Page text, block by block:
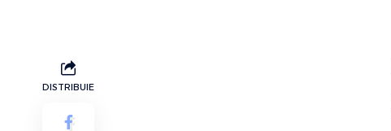
DISTRIBUIE